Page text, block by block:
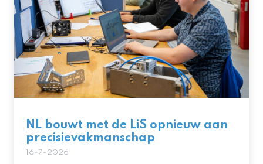
NL bouwt met de LiS opnieuw aan
precisievakmanschap
16-7-2026